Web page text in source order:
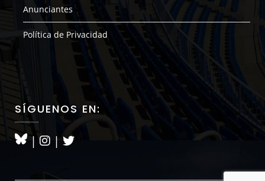
Anunciantes
Política de Privacidad
SÍGUENOS EN:
| |